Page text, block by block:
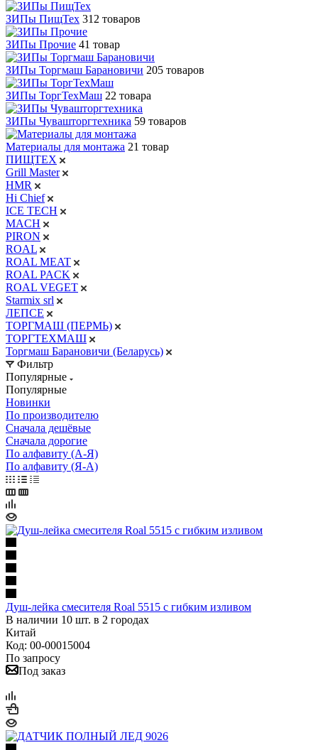
ЗИПы ПищТех 312 товаров
ЗИПы Прочие 41 товар
ЗИПы Торгмаш Барановичи 205 товаров
ЗИПы ТоргТехМаш 22 товара
ЗИПы Чувашторгтехника 59 товаров
Материалы для монтажа 21 товар
ПИЩТЕХ
Grill Master
HMR
Hi Chief
ICE TECH
MACH
PIRON
ROAL
ROAL MEAT
ROAL PACK
ROAL VEGET
Starmix srl
ЛЕПСЕ
ТОРГМАШ (ПЕРМЬ)
ТОРГТЕХМАШ
Торгмаш Барановичи (Беларусь)
Фильтр
Популярные
Популярные
Новинки
По производителю
Сначала дешёвые
Сначала дорогие
По алфавиту (А-Я)
По алфавиту (Я-А)
Душ-лейка смесителя Roal 5515 с гибким изливом
В наличии 10 шт. в 2 городах
Китай
Код: 00-00015004
По запросу
Под заказ